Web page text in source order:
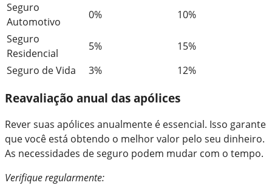
Seguro
Automotivo
0%
10%
Seguro
Residencial
5%
15%
Seguro de Vida
3% 12%
Reavaliação anual das apólices
Rever suas apólices anualmente é essencial. Isso garante
que você está obtendo o melhor valor pelo seu dinheiro.
As necessidades de seguro podem mudar com o tempo.
Verifique regularmente: